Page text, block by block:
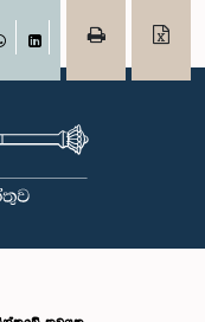
WhatsAppLinkedIn